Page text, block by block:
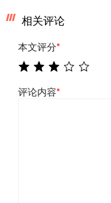
相关评论
本文评分*
评论内容*